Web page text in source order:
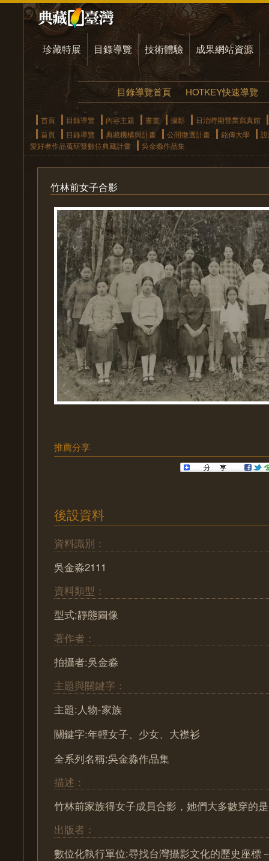
珍藏特展 目錄導覽 技術體驗 成果網站資源
目錄導覽首頁 HOTKEY快速導覽
首頁 目錄導覽 內容主題 書畫 攝影
日治時期營業寫真館
首頁
目錄導覽 典藏機構與計畫 公開徵選計畫 銘傳大學
愛好者作品蒐研暨數位典藏計畫
吳金淼作品集
竹林前女子合影
推薦分享
後設資料
資料識別：
吳金淼2111
資料類型：
型式:靜態圖像
著作者：
拍攝者:吳金淼
主題與關鍵字：
主題:人物-家族
關鍵字:年輕女子、少女、大襟衫
全系列名稱:吳金淼作品集
描述：
竹林前家族得女子成員合影，她們大多數穿的
出版者：
數位化執行單位:尋找台灣攝影文化的歷史座標